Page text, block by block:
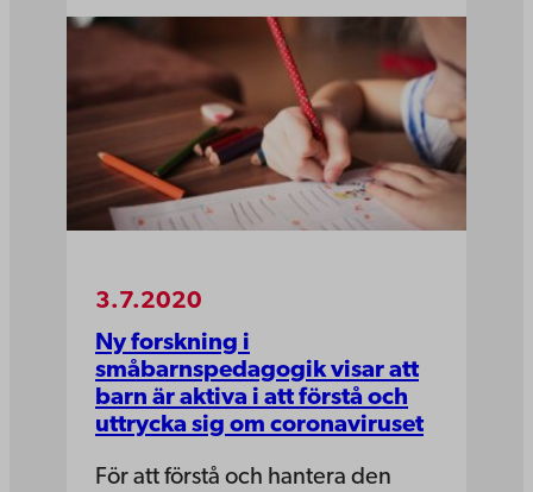
3.7.2020
Ny forskning i
småbarnspedagogik visar att
barn är aktiva i att förstå och
uttrycka sig om coronaviruset
För att förstå och hantera den